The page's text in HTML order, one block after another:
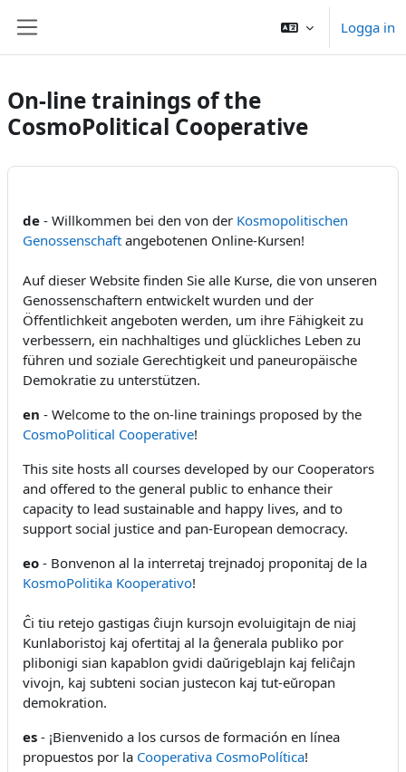
Logga in
On-line trainings of the
CosmoPolitical Cooperative
de - Willkommen bei den von der Kosmopolitischen
Genossenschaft angebotenen Online-Kursen!
Auf dieser Website finden Sie alle Kurse, die von unseren
Genossenschaftern entwickelt wurden und der
Öffentlichkeit angeboten werden, um ihre Fähigkeit zu
verbessern, ein nachhaltiges und glückliches Leben zu
führen und soziale Gerechtigkeit und paneuropäische
Demokratie zu unterstützen.
en - Welcome to the on-line trainings proposed by the
CosmoPolitical Cooperative!
This site hosts all courses developed by our Cooperators
and offered to the general public to enhance their
capacity to lead sustainable and happy lives, and to
support social justice and pan-European democracy.
eo - Bonvenon al la interretaj trejnadoj proponitaj de la
KosmoPolitika Kooperativo!
Ĉi tiu retejo gastigas ĉiujn kursojn evoluigitajn de niaj
Kunlaboristoj kaj ofertitaj al la ĝenerala publiko por
plibonigi sian kapablon gvidi daŭrigeblajn kaj feliĉajn
vivojn, kaj subteni socian justecon kaj tut-eŭropan
demokration.
es - ¡Bienvenido a los cursos de formación en línea
propuestos por la Cooperativa CosmoPolítica!